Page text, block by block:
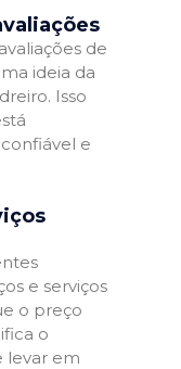
de
ideia da
Isso
e
e serviços
o preço
o
levar em